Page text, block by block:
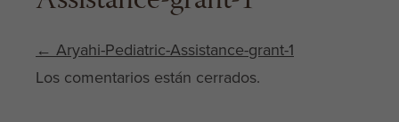
Post navigation
← Aryahi-Pediatric-Assistance-grant-1
Los comentarios están cerrados.